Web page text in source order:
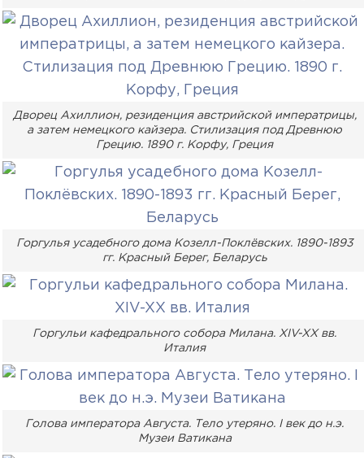
Дворец Ахиллион, резиденция австрийской императрицы,
а затем немецкого кайзера. Стилизация под Древнюю
Грецию. 1890 г. Корфу, Греция
Горгулья усадебного дома Козелл-Поклёвских. 1890-1893
гг. Красный Берег, Беларусь
Горгульи кафедрального собора Милана. XIV-XX вв.
Италия
Голова императора Августа. Тело утеряно. I век до н.э.
Музеи Ватикана